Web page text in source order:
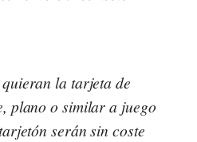
la tarjeta de
plano o similar a juego
serán sin coste